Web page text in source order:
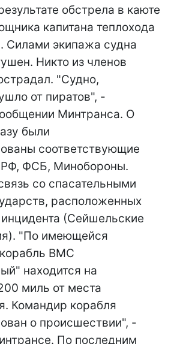
обстрела в каюте
капитана теплохода
Силами экипажа судна
Никто из членов
"Судно,
от пиратов", -
Минтранса. О
были
соответствующие
ФСБ, Минобороны.
со спасательными
расположенных
(Сейшельские
"По имеющейся
ВМС
находится на
миль от места
Командир корабля
о происшествии", -
По последним